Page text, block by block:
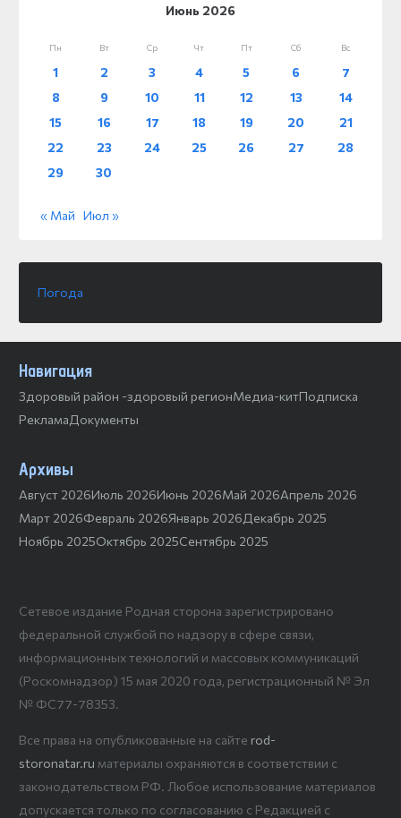
Июнь 2026
Пн Вт Ср Чт Пт Сб Вс
1 2 3 4 5 6
7
8
9 10 11 12 13
14
15
16 17 18 19 20
21
22
23 24 25 26 27
28
29
30
« Май Июл »
Погода
Навигация
Здоровый район -здоровый регионМедиа-китПодписка
РекламаДокументы
Архивы
Август 2026Июль 2026Июнь 2026Май 2026Апрель 2026
Март 2026Февраль 2026Январь 2026Декабрь 2025
Ноябрь 2025Октябрь 2025Сентябрь 2025
Сетевое издание Родная сторона зарегистрировано
федеральной службой по надзору в сфере связи,
информационных технологий и массовых коммуникаций
(Роскомнадзор) 15 мая 2020 года, регистрационный № Эл
№ ФС77-78353.
Все права на опубликованные на сайте rod-
storonatar.ru материалы охраняются в соответствии с
законодательством РФ. Любое использование материалов
допускается только по согласованию с Редакцией с